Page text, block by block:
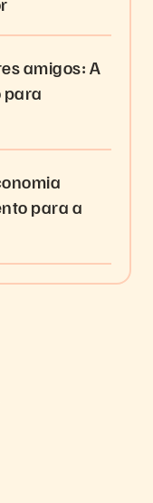
amigos: A
para
para a